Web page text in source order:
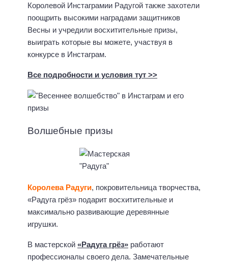
Королевой Инстаграмии Радугой также захотели
поощрить высокими наградами защитников
Весны и учредили восхитительные призы,
выиграть которые вы можете, участвуя в
конкурсе в Инстаграм.
Все подробности и условия тут >>
Волшебные призы
Королева Радуги, покровительница творчества,
«Радуга грёз» подарит восхитительные и
максимально развивающие деревянные
игрушки.
В мастерской «Радуга грёз» работают
профессионалы своего дела. Замечательные